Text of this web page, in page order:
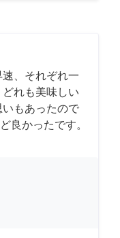
、それぞれ一
れも美味しい
もあったので
良かったです。